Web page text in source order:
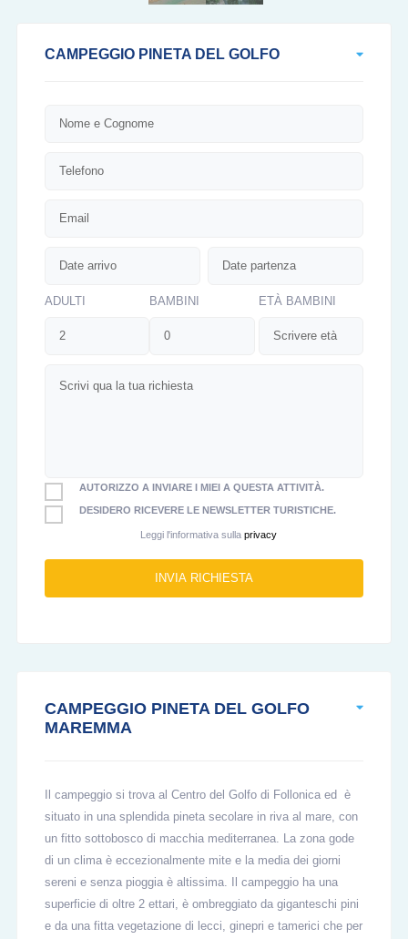
CAMPEGGIO PINETA DEL GOLFO
ADULTI BAMBINI ETÀ BAMBINI
AUTORIZZO A INVIARE I MIEI A QUESTA ATTIVITÀ.
DESIDERO RICEVERE LE NEWSLETTER TURISTICHE.
Leggi l'informativa sulla privacy
CAMPEGGIO PINETA DEL GOLFO
MAREMMA
Il campeggio si trova al Centro del Golfo di Follonica ed è
situato in una splendida pineta secolare in riva al mare, con
un fitto sottobosco di macchia mediterranea. La zona gode
di un clima è eccezionalmente mite e la media dei giorni
sereni e senza pioggia è altissima. Il campeggio ha una
superficie di oltre 2 ettari, è ombreggiato da giganteschi pini
e da una fitta vegetazione di lecci, ginepri e tamerici che per